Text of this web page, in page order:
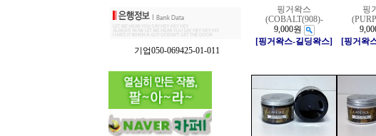
기업050-069425-01-011
핑거왁스
(COBALT(908)-
9,000원
[핑거왁스-길딩왁스]
핑
[핑거왁